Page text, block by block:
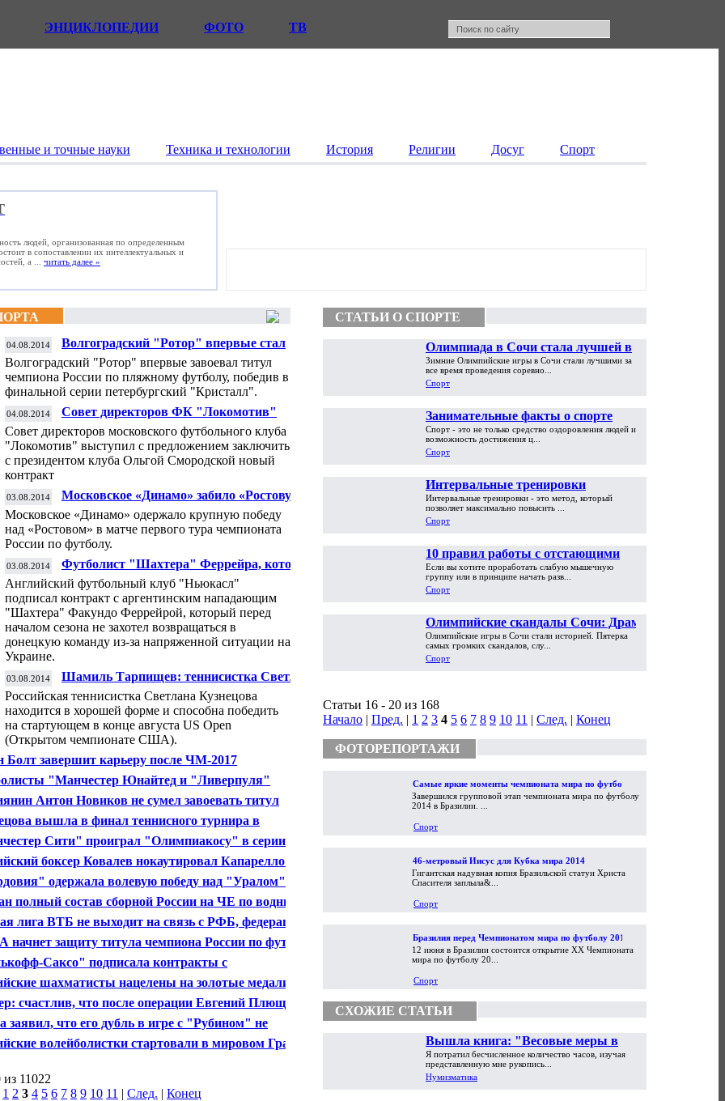
ЭНЦИКЛОПЕДИИ ФОТО ТВ
и точные науки Техника и технологии История Религии Досуг Спорт
людей, организованная по определенным
в сопоставлении их интеллектуальных и
а ... читать далее »
04.08.2014
Волгоградский "Ротор" впервые стал
чемпионом России по пляжному футболу
Волгоградский "Ротор" впервые завоевал титул
чемпиона России по пляжному футболу, победив в
финальной серии петербургский "Кристалл".
04.08.2014
Совет директоров ФК "Локомотив"
предложил продлить контракт со
Смородской
Совет директоров московского футбольного клуба
"Локомотив" выступил с предложением заключить
с президентом клуба Ольгой Смородской новый
контракт
03.08.2014
Московское «Динамо» забило «Ростову»
семь мячей
Московское «Динамо» одержало крупную победу
над «Ростовом» в матче первого тура чемпионата
России по футболу.
03.08.2014
Футболист "Шахтера" Феррейра, который
не хотел возвращаться в команду, перешел
в "Ньюкасл"
Английский футбольный клуб "Ньюкасл"
подписал контракт с аргентинским нападающим
"Шахтера" Факундо Феррейрой, который перед
началом сезона не захотел возвращаться в
донецкую команду из-за напряженной ситуации на
Украине.
03.08.2014
Шамиль Тарпищев: теннисистка Светлана
Кузнецова способна победить на US Open
Российская теннисистка Светлана Кузнецова
находится в хорошей форме и способна победить
на стартующем в конце августа US Open
(Открытом чемпионате США).
Болт завершит карьеру после ЧМ-2017
"Манчестер Юнайтед и "Ливерпуля"
в финале товарищеского турнира в США
Антон Новиков не сумел завоевать титул
мира по боксу
вышла в финал теннисного турнира в
обыграв Макарову
Сити" проиграл "Олимпиакосу" в серии
в матче товарищеского турнира
боксер Ковалев нокаутировал Капарелло во 2-
одержала волевую победу над "Уралом" в 1-
РФПЛ
полный состав сборной России на ЧЕ по водным
спорта
лига ВТБ не выходит на связь с РФБ, федерация
- Европейцев
защиту титула чемпиона России по футболу
с "Торпедо"
Саксо" подписала контракты с
Игнатьевым и Уиггинсом
шахматисты нацелены на золотые медали
олимпиады в Норвегии
счастлив, что после операции Евгений Плющенко
исполнять четверные прыжки
заявил, что его дубль в игре с "Рубином" не
"приветом Капелло"
волейболистки стартовали в мировом Гран-
11022
1 2 3 4 5 6 7 8 9 10 11 | След. | Конец
СТАТЬИ О СПОРТЕ
Олимпиада в Сочи стала лучшей в
истории
Зимние Олимпийские игры в Сочи стали лучшими за
все время проведения соревно...
Спорт
Занимательные факты о спорте
Спорт - это не только средство оздоровления людей и
возможность достижения ц...
Спорт
Интервальные тренировки
Интервальные тренировки - это метод, который
позволяет максимально повысить ...
Спорт
10 правил работы с отстающими
мышцами
Если вы хотите проработать слабую мышечную
группу или в принципе начать разв...
Спорт
Олимпийские скандалы Сочи: Драма
Плющенко и китайский допинг
Олимпийские игры в Сочи стали историей. Пятерка
самых громких скандалов, слу...
Спорт
Статьи 16 - 20 из 168
Начало | Пред. | 1 2 3 4 5 6 7 8 9 10 11 | След. | Конец
ФОТОРЕПОРТАЖИ
Самые яркие моменты чемпионата мира по футболу
2014
Завершился групповой этап чемпионата мира по футболу
2014 в Бразилии. ...
Спорт
46-метровый Иисус для Кубка мира 2014
Гигантская надувная копия Бразильской статуи Христа
Спасителя заплыла&...
Спорт
Бразилия перед Чемпионатом мира по футболу 2014
12 июня в Бразилии состоится открытие XX Чемпионата
мира по футболу 20...
Спорт
СХОЖИЕ СТАТЬИ
Вышла книга: "Весовые меры в
торговой практике Античности и
Средневековья"
Я потратил бесчисленное количество часов, изучая
представленную мне рукопись...
Нумизматика